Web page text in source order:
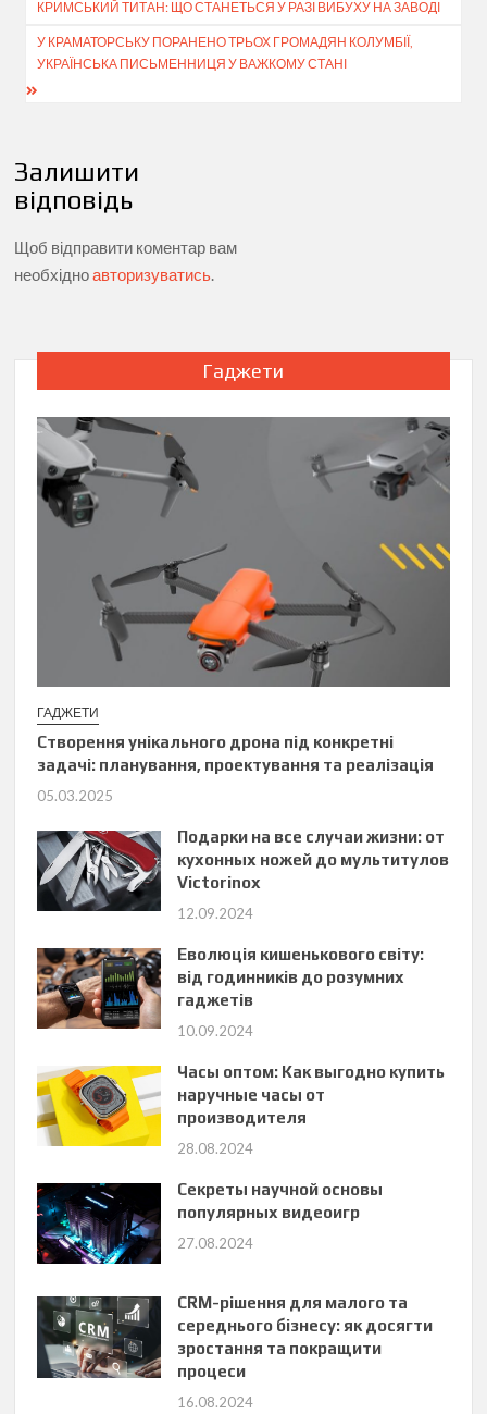
КРИМСЬКИЙ ТИТАН: ЩО СТАНЕТЬСЯ У РАЗІ ВИБУХУ НА ЗАВОДІ
У КРАМАТОРСЬКУ ПОРАНЕНО ТРЬОХ ГРОМАДЯН КОЛУМБІЇ,
УКРАЇНСЬКА ПИСЬМЕННИЦЯ У ВАЖКОМУ СТАНІ
Залишити
відповідь
Щоб відправити коментар вам
необхідноавторизуватись.
Гаджети
ГАДЖЕТИ
Створення унікального дрона під конкретні
задачі: планування, проектування та реалізація
05.03.2025
Подарки на все случаи жизни: от
кухонных ножей до мультитулов
Victorinox
12.09.2024
Еволюція кишенькового світу:
від годинників до розумних
гаджетів
10.09.2024
Часы оптом: Как выгодно купить
наручные часы от
производителя
28.08.2024
Секреты научной основы
популярных видеоигр
27.08.2024
CRM-рішення для малого та
середнього бізнесу: як досягти
зростання та покращити
процеси
16.08.2024